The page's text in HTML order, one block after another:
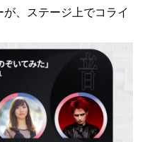
、ステージ上でコライ